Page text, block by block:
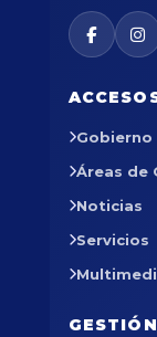
Gobierno
Áreas de
Noticias
Servicios